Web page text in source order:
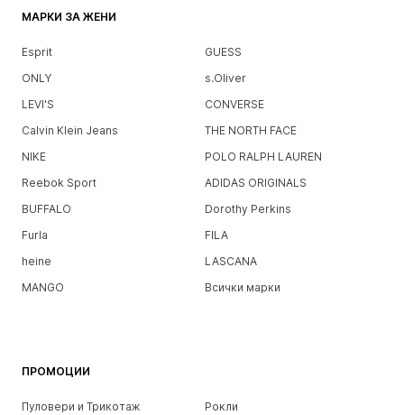
МАРКИ ЗА ЖЕНИ
Esprit
GUESS
ONLY
s.Oliver
LEVI'S
CONVERSE
Calvin Klein Jeans
THE NORTH FACE
NIKE
POLO RALPH LAUREN
Reebok Sport
ADIDAS ORIGINALS
BUFFALO
Dorothy Perkins
Furla
FILA
heine
LASCANA
MANGO
Всички марки
ПРОМОЦИИ
Пуловери и Трикотаж
Рокли